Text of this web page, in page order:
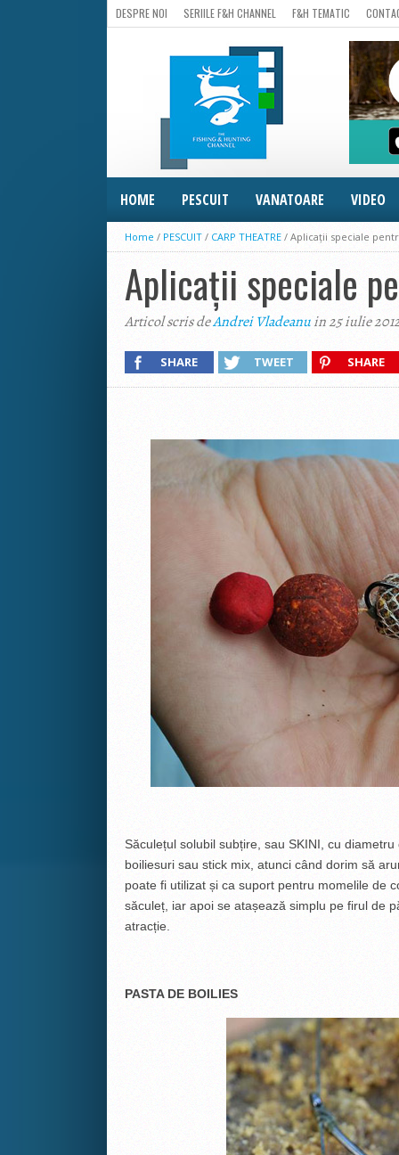
DESPRE NOI SERIILE F&H CHANNEL F&H TEMATIC
HOME PESCUIT VANATOARE VIDEO
Home / PESCUIT / CARP THEATRE / Aplicații speciale
Aplicații speciale
Articol scris deAndrei Vladeanuin 25 iulie
SHARE TWEET SHARE
Săculețul solubil subțire, sau SKINI, cu
boiliesuri sau stick mix, atunci când dorim să
poate fi utilizat și ca suport pentru momelile de
săculeț, iar apoi se atașează simplu pe firul de
atracție.
PASTA DE BOILIES